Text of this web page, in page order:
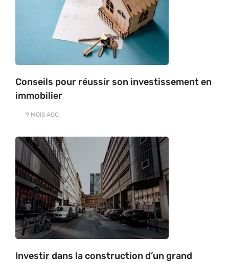
Conseils pour réussir son investissement en
immobilier
9 MOIS AGO
Investir dans la construction d’un grand